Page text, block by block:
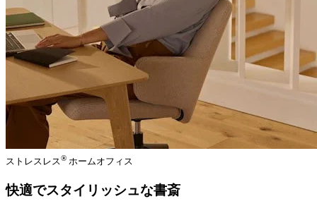
ストレスレス® ホームオフィス
快適でスタイリッシュな書斎